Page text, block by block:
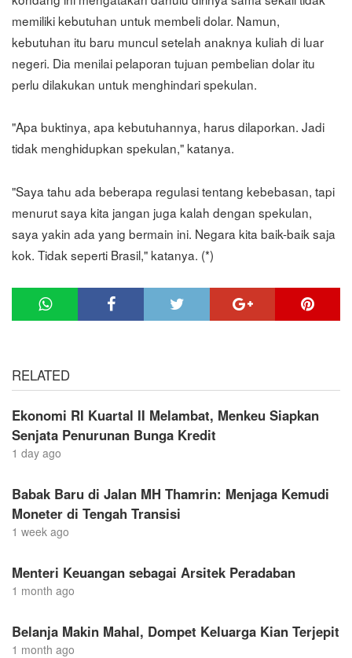
memiliki kebutuhan untuk membeli dolar. Namun,
kebutuhan itu baru muncul setelah anaknya kuliah di luar
negeri. Dia menilai pelaporan tujuan pembelian dolar itu
perlu dilakukan untuk menghindari spekulan.
"Apa buktinya, apa kebutuhannya, harus dilaporkan. Jadi
tidak menghidupkan spekulan," katanya.
"Saya tahu ada beberapa regulasi tentang kebebasan, tapi
menurut saya kita jangan juga kalah dengan spekulan,
saya yakin ada yang bermain ini. Negara kita baik-baik saja
kok. Tidak seperti Brasil," katanya. (*)
RELATED
Ekonomi RI Kuartal II Melambat, Menkeu Siapkan
Senjata Penurunan Bunga Kredit
1 day ago
Babak Baru di Jalan MH Thamrin: Menjaga Kemudi
Moneter di Tengah Transisi
1 week ago
Menteri Keuangan sebagai Arsitek Peradaban
1 month ago
Belanja Makin Mahal, Dompet Keluarga Kian Terjepit
1 month ago